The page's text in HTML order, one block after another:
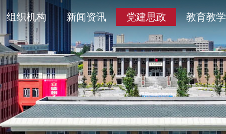
现任领导 历史沿革
组织机构 新闻资讯
院部风采 通知公告
石职印象 平安校园
党建思政
思政育人 教育教学
双创教育 产教融合
共青团工作
创新服务平台 学术委员会
就业专题
主动公开清单目录 信息公开年度报告